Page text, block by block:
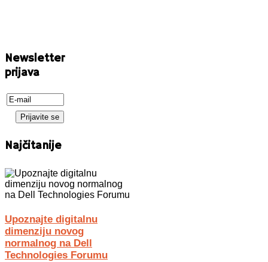
Newsletter
prijava
Najčitanije
Upoznajte digitalnu
dimenziju novog
normalnog na Dell
Technologies Forumu